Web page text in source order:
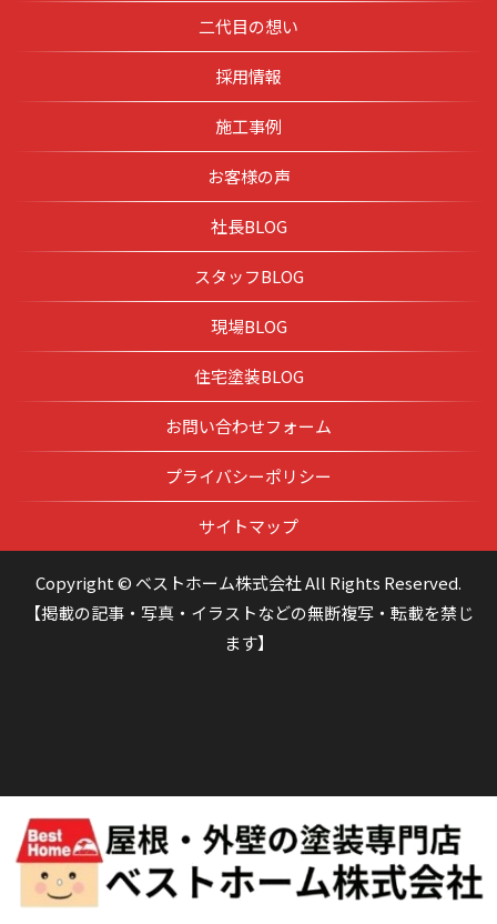
二代目の想い
採用情報
施工事例
お客様の声
社長BLOG
スタッフBLOG
現場BLOG
住宅塗装BLOG
お問い合わせフォーム
プライバシーポリシー
サイトマップ
Copyright © ベストホーム株式会社 All Rights Reserved.
【掲載の記事・写真・イラストなどの無断複写・転載を禁じ
ます】